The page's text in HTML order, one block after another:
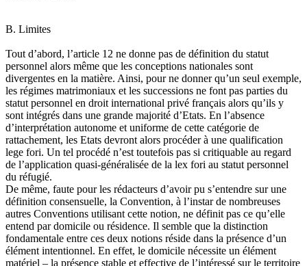
B. Limites
Tout d’abord, l’article 12 ne donne pas de définition du statut
personnel alors même que les conceptions nationales sont
divergentes en la matière. Ainsi, pour ne donner qu’un seul exemple,
les régimes matrimoniaux et les successions ne font pas parties du
statut personnel en droit international privé français alors qu’ils y
sont intégrés dans une grande majorité d’Etats. En l’absence
d’interprétation autonome et uniforme de cette catégorie de
rattachement, les Etats devront alors procéder à une qualification
lege fori. Un tel procédé n’est toutefois pas si critiquable au regard
de l’application quasi-généralisée de la lex fori au statut personnel
du réfugié.
De même, faute pour les rédacteurs d’avoir pu s’entendre sur une
définition consensuelle, la Convention, à l’instar de nombreuses
autres Conventions utilisant cette notion, ne définit pas ce qu’elle
entend par domicile ou résidence. Il semble que la distinction
fondamentale entre ces deux notions réside dans la présence d’un
élément intentionnel. En effet, le domicile nécessite un élément
matériel – la présence stable et effective de l’intéressé sur le territoire